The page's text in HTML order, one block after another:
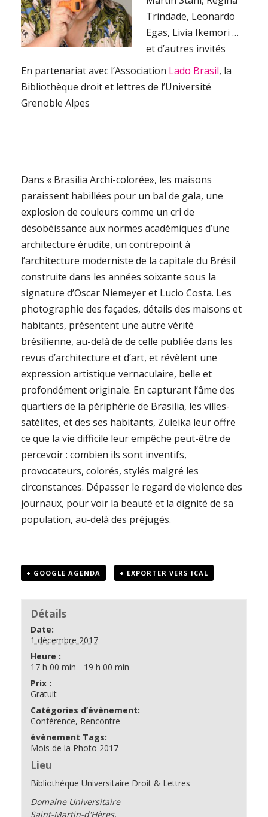
Trindade, Leonardo
Egas, Livia Ikemori …
et d’autres invités
En partenariat avec l’Association Lado Brasil, la
Bibliothèque droit et lettres de l’Université
Grenoble Alpes
Dans « Brasilia Archi-colorée», les maisons
paraissent habillées pour un bal de gala, une
explosion de couleurs comme un cri de
désobéissance aux normes académiques d’une
architecture érudite, un contrepoint à
l’architecture moderniste de la capitale du Brésil
construite dans les années soixante sous la
signature d’Oscar Niemeyer et Lucio Costa. Les
photographie des façades, détails des maisons et
habitants, présentent une autre vérité
brésilienne, au-delà de de celle publiée dans les
revus d’architecture et d’art, et révèlent une
expression artistique vernaculaire, belle et
profondément originale. En capturant l’âme des
quartiers de la périphérie de Brasilia, les villes-
satélites, et des ses habitants, Zuleika leur offre
ce que la vie difficile leur empêche peut-être de
percevoir : combien ils sont inventifs,
provocateurs, colorés, stylés malgré les
circonstances. Dépasser le regard de violence des
journaux, pour voir la beauté et la dignité de sa
population, au-delà des préjugés.
+ GOOGLE AGENDA + EXPORTER VERS ICAL
Détails
Date:
1 décembre 2017
Heure :
17 h 00 min - 19 h 00 min
Prix :
Gratuit
Catégories d’évènement:
Conférence, Rencontre
évènement Tags:
Mois de la Photo 2017
Lieu
Bibliothèque Universitaire Droit & Lettres
Domaine Universitaire
Saint-Martin-d'Hères,